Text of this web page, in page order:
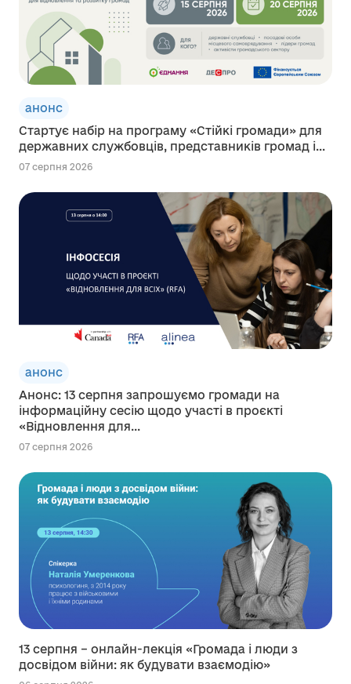
анонс
Стартує набір на програму «Стійкі громади» для
державних службовців, представників громад і...
07 серпня 2026
анонс
Анонс: 13 серпня запрошуємо громади на
інформаційну сесію щодо участі в проєкті
«Відновлення для...
07 серпня 2026
13 серпня – онлайн-лекція «Громада і люди з
досвідом війни: як будувати взаємодію»